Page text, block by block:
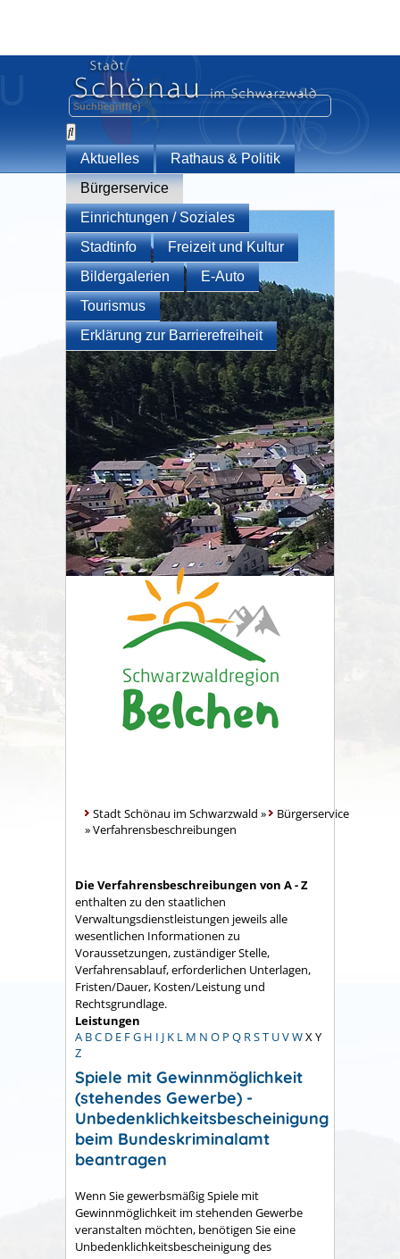
Aktuelles
Rathaus & Politik
Bürgerservice
Einrichtungen / Soziales
Stadtinfo
Freizeit und Kultur
Bildergalerien
E-Auto
Tourismus
Erklärung zur Barrierefreiheit
Stadt Schönau im Schwarzwald »
Bürgerservice
»Verfahrensbeschreibungen
Die Verfahrensbeschreibungen von A - Z
enthalten zu den staatlichen
Verwaltungsdienstleistungen jeweils alle
wesentlichen Informationen zu
Voraussetzungen, zuständiger Stelle,
Verfahrensablauf, erforderlichen Unterlagen,
Fristen/Dauer, Kosten/Leistung und
Rechtsgrundlage.
Leistungen
A BC D E FG H I J K L M N O P Q RST UVWX Y
Z
Spiele mit Gewinnmöglichkeit
(stehendes Gewerbe) -
Unbedenklichkeitsbescheinigung
beim Bundeskriminalamt
beantragen
Wenn Sie gewerbsmäßig Spiele mit
Gewinnmöglichkeit im stehenden Gewerbe
veranstalten möchten, benötigen Sie eine
Unbedenklichkeitsbescheinigung des